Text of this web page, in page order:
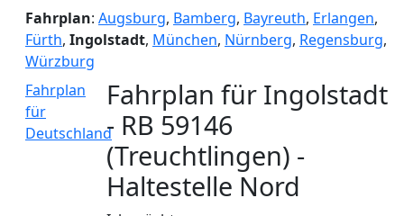
Fahrplan: Augsburg, Bamberg, Bayreuth, Erlangen,
Fürth, Ingolstadt, München, Nürnberg, Regensburg,
Würzburg
Fahrplan
für
Deutschland
Fahrplan für Ingolstadt
- RB 59146
(Treuchtlingen) -
Haltestelle Nord